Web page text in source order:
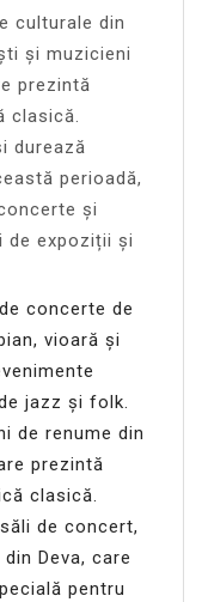
culturale din
și muzicieni
prezintă
clasică.
durează
perioadă,
și
de expoziții și
concerte de
vioară și
jazz și folk.
de renume din
prezintă
clasică.
de concert,
Deva, care
pentru